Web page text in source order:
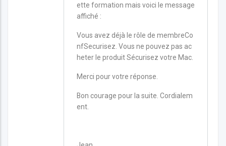
ette formation mais voici le message
affiché :
Vous avez déjà le rôle de membreCo
nfSecurisez. Vous ne pouvez pas ac
heter le produit Sécurisez votre Mac.
Merci pour votre réponse.
Bon courage pour la suite. Cordialem
ent.